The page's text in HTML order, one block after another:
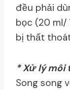
đều phải
bọc (20 ml/
bị thất
* Xử lý
Song song